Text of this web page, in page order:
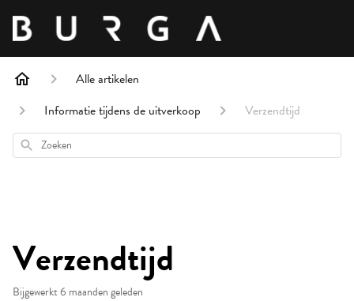
Alle artikelen
Informatie tijdens de uitverkoop
Verzendtijd
Zoeken
Verzendtijd
Bijgewerkt6 maanden geleden